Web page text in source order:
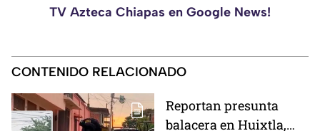
TV Azteca Chiapas en Google News!
CONTENIDO RELACIONADO
Reportan presunta
balacera en Huixtla,